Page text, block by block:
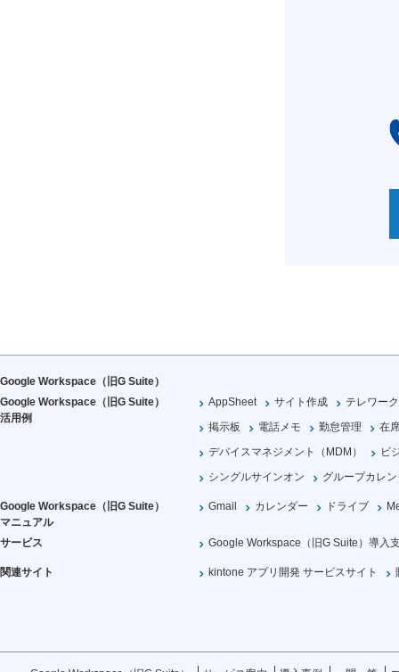
Google Workspace（旧G Suite）
Google Workspace（旧G Suite）
活用例
AppSheet サイト作成
テレワーク
掲示板
電話メモ 勤怠管理
在
デバイスマネジメント（MDM）
ビ
シングルサインオン
グループカレ
Google Workspace（旧G Suite）
マニュアル
Gmail カレンダー ドライブ
サービス Google Workspace（旧G Suite）導入
関連サイト kintone アプリ開発 サービスサイト